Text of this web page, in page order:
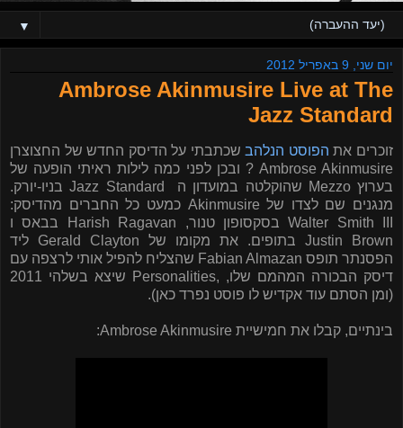
▼
יום שני, 9 באפריל 2012
Ambrose Akinmusire Live at The
Jazz Standard
זוכרים את הפוסט הנלהבשכתבתי על הדיסק החדש של החצוצרן
Ambrose Akinmusire ? ובכן לפני כמה לילות ראיתי הופעה של
בערוץ Mezzo שהוקלטה במועדון ה Jazz Standard בניו-יורק.
מנגנים שם לצדו של Akinmusire כמעט כל החברים מהדיסק:
Walter Smith III בסקסופון טנור, Harish Ragavan בבאס ו
Justin Brown בתופים. את מקומו של Gerald Clayton ליד
הפסנתר תופס Fabian Almazan שהצליח להפיל אותי לרצפה עם
דיסק הבכורה המהמם שלו, ,Personalities שיצא בשלהי 2011
(ומן הסתם עוד אקדיש לו פוסט נפרד כאן).
בינתיים, קבלו את חמישיית Ambrose Akinmusire: